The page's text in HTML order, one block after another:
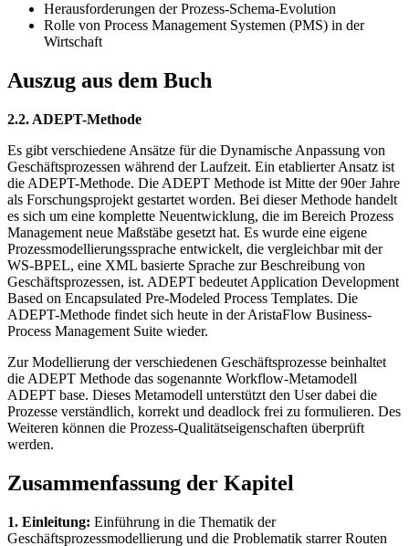
Herausforderungen der Prozess-Schema-Evolution
Rolle von Process Management Systemen (PMS) in der
Wirtschaft
Auszug aus dem Buch
2.2. ADEPT-Methode
Es gibt verschiedene Ansätze für die Dynamische Anpassung von
Geschäftsprozessen während der Laufzeit. Ein etablierter Ansatz ist
die ADEPT-Methode. Die ADEPT Methode ist Mitte der 90er Jahre
als Forschungsprojekt gestartet worden. Bei dieser Methode handelt
es sich um eine komplette Neuentwicklung, die im Bereich Prozess
Management neue Maßstäbe gesetzt hat. Es wurde eine eigene
Prozessmodellierungssprache entwickelt, die vergleichbar mit der
WS-BPEL, eine XML basierte Sprache zur Beschreibung von
Geschäftsprozessen, ist. ADEPT bedeutet Application Development
Based on Encapsulated Pre-Modeled Process Templates. Die
ADEPT-Methode findet sich heute in der AristaFlow Business-
Process Management Suite wieder.
Zur Modellierung der verschiedenen Geschäftsprozesse beinhaltet
die ADEPT Methode das sogenannte Workflow-Metamodell
ADEPT base. Dieses Metamodell unterstützt den User dabei die
Prozesse verständlich, korrekt und deadlock frei zu formulieren. Des
Weiteren können die Prozess-Qualitätseigenschaften überprüft
werden.
Zusammenfassung der Kapitel
1. Einleitung: Einführung in die Thematik der
Geschäftsprozessmodellierung und die Problematik starrer Routen